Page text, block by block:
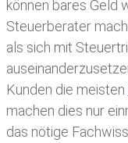
können bares Geld
Steuerberater
als sich mit
Kunden die meisten
machen dies nur
das nötige